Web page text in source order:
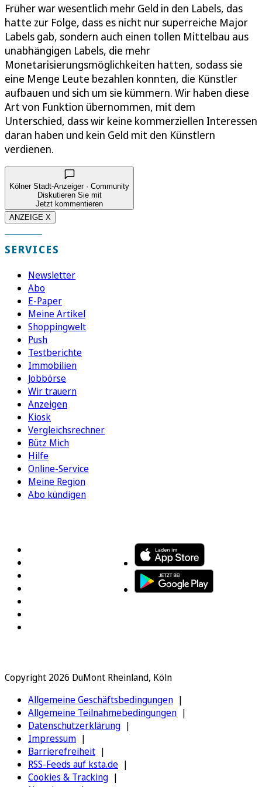
Früher war wesentlich mehr Geld in den Labels, das
hatte zur Folge, dass es nicht nur superreiche Major
Labels gab, sondern auch einen tollen Mittelbau aus
unabhängigen Labels, die mehr
Monetarisierungsmöglichkeiten hatten, sodass sie
eine Menge Leute bezahlen konnten, die Künstler
aufbauen und sich um sie kümmern. Wir haben diese
Art von Funktion übernommen, mit dem
Unterschied, dass wir keine kommerziellen Interessen
daran haben und kein Geld mit den Künstlern
verdienen.
Kölner Stadt-Anzeiger · Community
Diskutieren Sie mit
Jetzt kommentieren
ANZEIGE X
SERVICES
Newsletter
Abo
E-Paper
Meine Artikel
Shoppingwelt
Push
Testberichte
Immobilien
Jobbörse
Wir trauern
Anzeigen
Kiosk
Vergleichsrechner
Bütz Mich
Hilfe
Online-Service
Meine Region
Abo kündigen
Copyright 2026 DuMont Rheinland, Köln
Allgemeine Geschäftsbedingungen
Allgemeine Teilnahmebedingungen
Datenschutzerklärung
Impressum
Barrierefreiheit
RSS-Feeds auf ksta.de
Cookies & Tracking